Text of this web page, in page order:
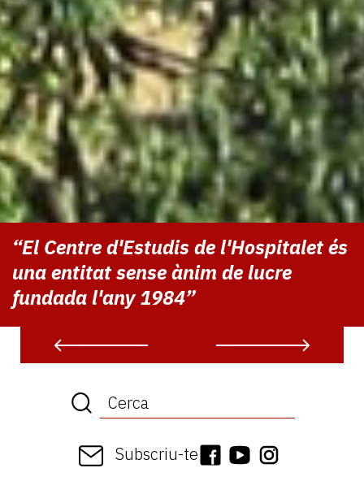
“El Centre d'Estudis de l'Hospitalet és
una entitat sense ànim de lucre
fundada l'any 1984”
Subscriu-te